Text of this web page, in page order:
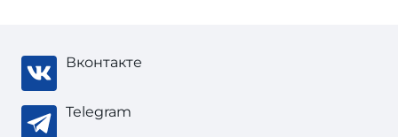
Вконтакте
Telegram